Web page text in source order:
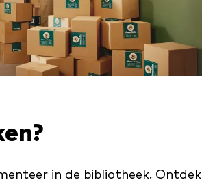
in de bibliotheek. Ontdek